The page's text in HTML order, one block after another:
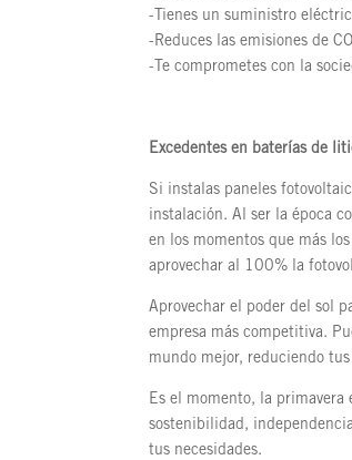
-Tienes un suministro
-Reduces las emisiones de
-Te comprometes con la
Excedentes en baterías de
Si instalas paneles
instalación. Al ser la época
en los momentos que más
aprovechar al 100% la
Aprovechar el poder del sol
empresa más competitiva.
mundo mejor, reduciendo tus
Es el momento, la primavera
sostenibilidad,
tus necesidades.